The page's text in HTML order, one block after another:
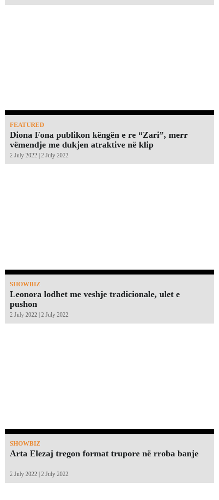
FEATURED
Diona Fona publikon këngën e re “Zari”, merr
vëmendje me dukjen atraktive në klip
2 July 2022 | 2 July 2022
SHOWBIZ
Leonora lodhet me veshje tradicionale, ulet e
pushon
2 July 2022 | 2 July 2022
SHOWBIZ
Arta Elezaj tregon format trupore në rroba banje
2 July 2022 | 2 July 2022